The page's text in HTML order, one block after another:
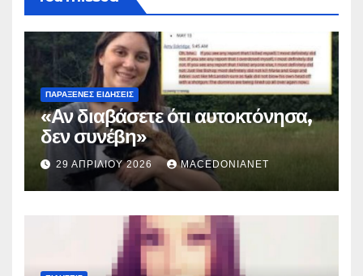
ΠΑΡΆΞΕΝΕΣ ΕΙΔΉΣΕΙΣ
«Αν διαβάσετε ότι αυτοκτόνησα,
δεν συνέβη»
29 ΑΠΡΙΛΊΟΥ 2026 MACEDONIANET